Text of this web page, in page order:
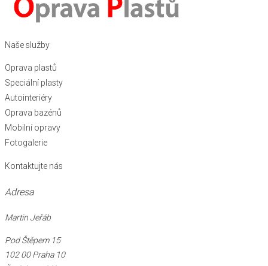
Naše služby
Oprava plastů
Speciální plasty
Autointeriéry
Oprava bazénů
Mobilní opravy
Fotogalerie
Kontaktujte nás
Adresa
Martin Jeřáb
Pod Štěpem 15
102 00 Praha 10